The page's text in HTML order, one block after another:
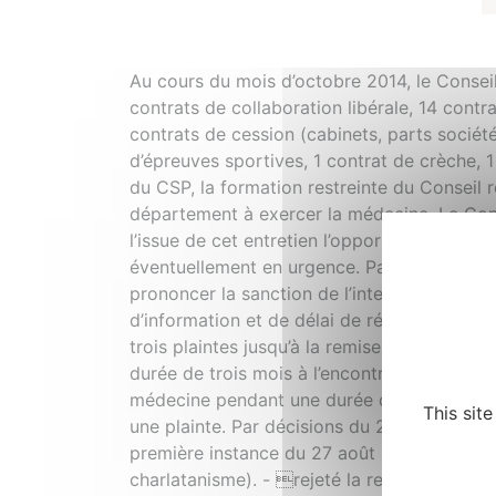
Au cours du mois d’octobre 2014, le
contrats de collaboration libérale, 14
contrats de cession (cabinets, parts
d’épreuves sportives, 1 contrat de crèche,
du CSP, la formation restreinte du Conseil
département à exercer la médecine. Le
l’issue de cet entretien l’opportunité de
éventuellement en urgence. Par décisions
prononcer la sanction de l’interdiction
d’information et de délai de réflexion en
trois plaintes jusqu’à la remise d’un
durée de trois mois à l’encontre d’un
médecine pendant une durée de huit
une plainte. Par décisions du 23 octobre
première instance du 27 août 2013 et a
charlatanisme). - rejeté la requête d’un
This